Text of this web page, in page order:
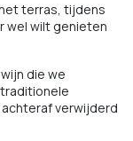
terras, tijdens
wel wilt genieten
die we
verwijderd